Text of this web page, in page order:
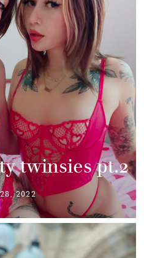
twinsies pt.2
2022